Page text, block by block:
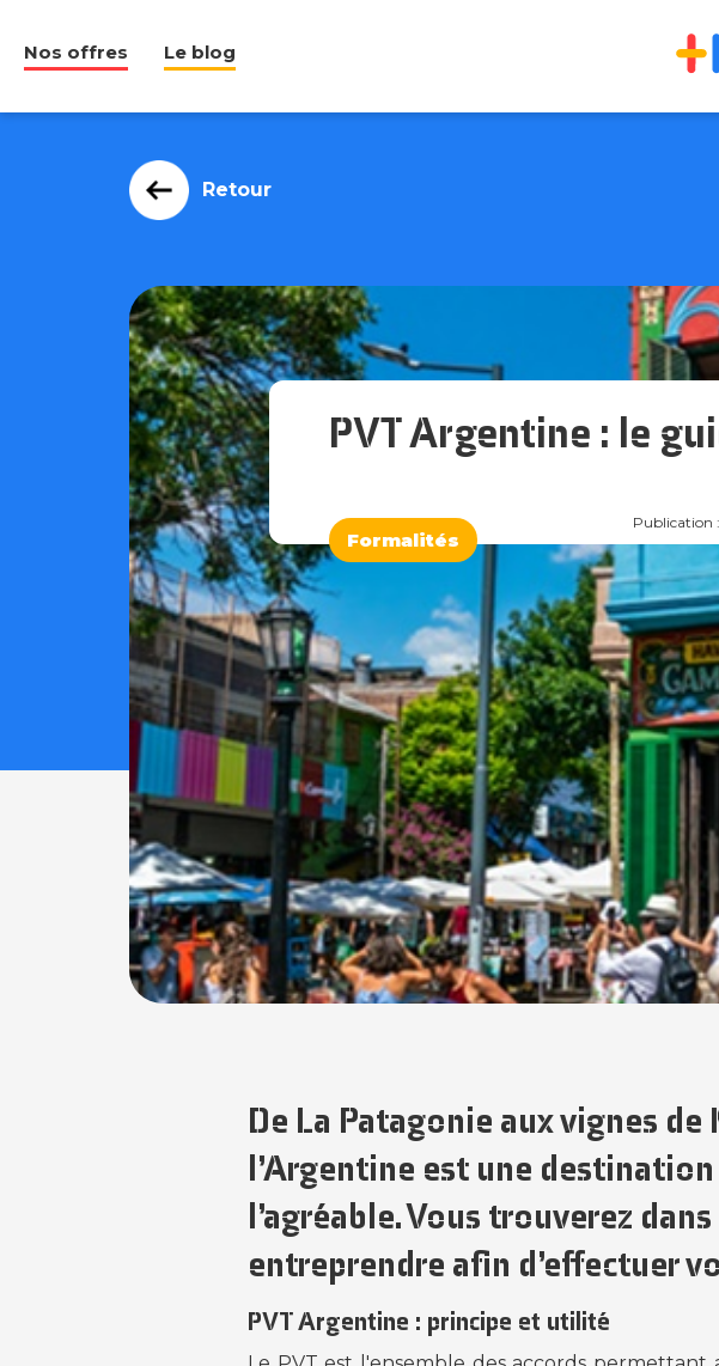
Nos offres Le blog
Retour
Publication :
PVT Argentine : le
Formalités
De La Patagonie aux vignes
l’Argentine est une destination
l’agréable. Vous trouverez
entreprendre afin d’effectuer
PVT Argentine : principe et utilité